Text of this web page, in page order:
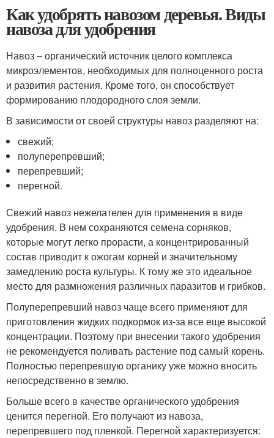
Как удобрять навозом деревья. Виды
навоза для удобрения
Навоз – органический источник целого комплекса
микроэлементов, необходимых для полноценного роста
и развития растения. Кроме того, он способствует
формированию плодородного слоя земли.
В зависимости от своей структуры навоз разделяют на:
свежий;
полуперепревший;
перепревший;
перегной.
Свежий навоз нежелателен для применения в виде
удобрения. В нем сохраняются семена сорняков,
которые могут легко прорасти, а концентрированный
состав приводит к ожогам корней и значительному
замедлению роста культуры. К тому же это идеальное
место для размножения различных паразитов и грибков.
Полуперепревший навоз чаще всего применяют для
приготовления жидких подкормок из-за все еще высокой
концентрации. Поэтому при внесении такого удобрения
не рекомендуется поливать растение под самый корень.
Полностью перепревшую органику уже можно вносить
непосредственно в землю.
Больше всего в качестве органического удобрения
ценится перегной. Его получают из навоза,
перепревшего под пленкой. Перегной характеризуется: